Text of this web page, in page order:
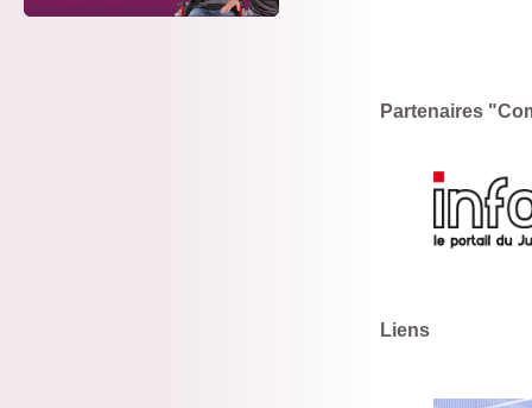
Partenaires
Liens